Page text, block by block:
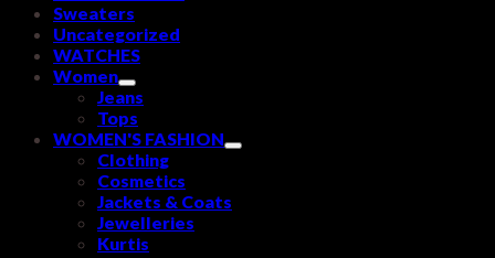
Sweaters
Uncategorized
WATCHES
Women
Jeans
Tops
WOMEN'S FASHION
Clothing
Cosmetics
Jackets & Coats
Jewelleries
Kurtis